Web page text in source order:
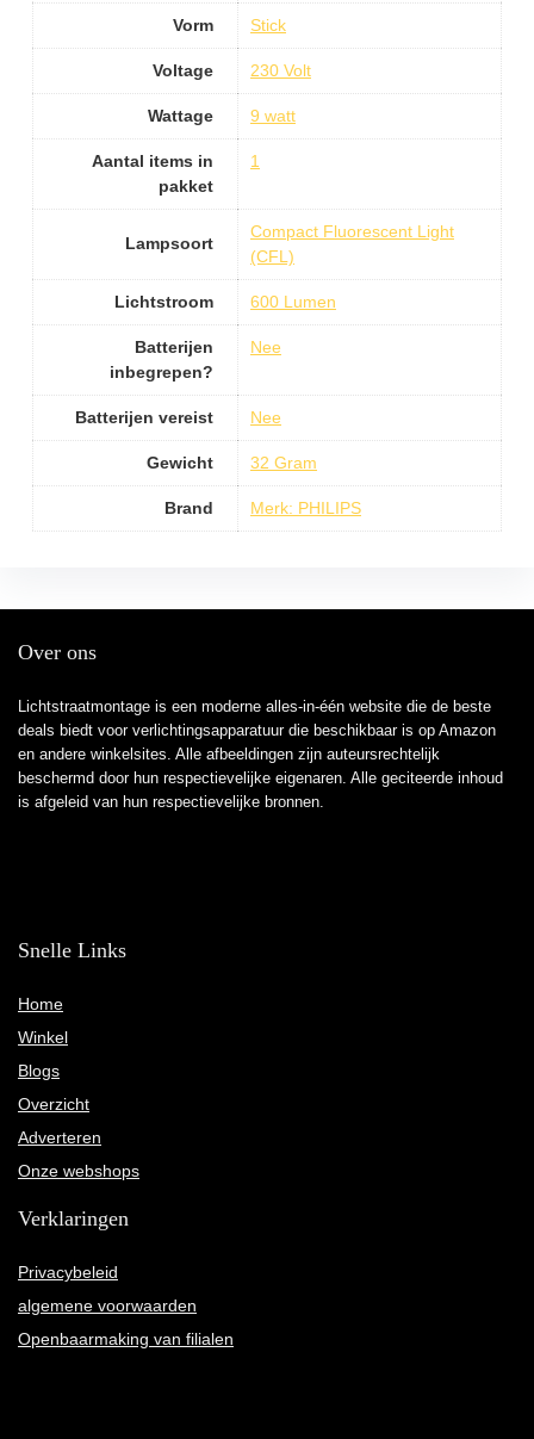
Vorm Stick
Voltage 230 Volt
Wattage 9 watt
Aantal items in
pakket
1
Lampsoort
Compact Fluorescent Light
(CFL)
Lichtstroom 600 Lumen
Batterijen
inbegrepen?
Nee
Batterijen vereist Nee
Gewicht 32 Gram
Brand Merk: PHILIPS
Over ons
Lichtstraatmontage is een moderne alles-in-één website die de beste
deals biedt voor verlichtingsapparatuur die beschikbaar is op Amazon
en andere winkelsites. Alle afbeeldingen zijn auteursrechtelijk
beschermd door hun respectievelijke eigenaren. Alle geciteerde inhoud
is afgeleid van hun respectievelijke bronnen.
Snelle Links
Home
Winkel
Blogs
Overzicht
Adverteren
Onze webshops
Verklaringen
Privacybeleid
algemene voorwaarden
Openbaarmaking van filialen